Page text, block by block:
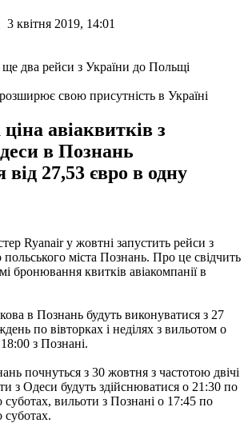
квітня 2019, 14:01
свою присутність в Україні
авіаквитків з
в Познань
від 27,53 євро в одну
Ryanair у жовтні запустить рейси з
міста Познань. Про це свідчить
бронювання квитків авіакомпанії в
в Познань будуть виконуватися з 27
по вівторках і неділях з вильотом о
з Познані.
почнуться з 30 жовтня з частотою двічі
з Одеси будуть здійснюватися о 21:30 по
суботах, вильоти з Познані о 17:45 по
суботах.